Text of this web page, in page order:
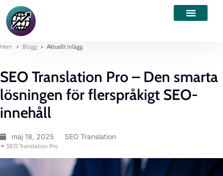
Hem › Blogg › Aktuellt inlägg
SEO Translation Pro – Den smarta
lösningen för flerspråkigt SEO-
innehåll
maj 18, 2025 SEO Translation
✦ SEO Translation Pro